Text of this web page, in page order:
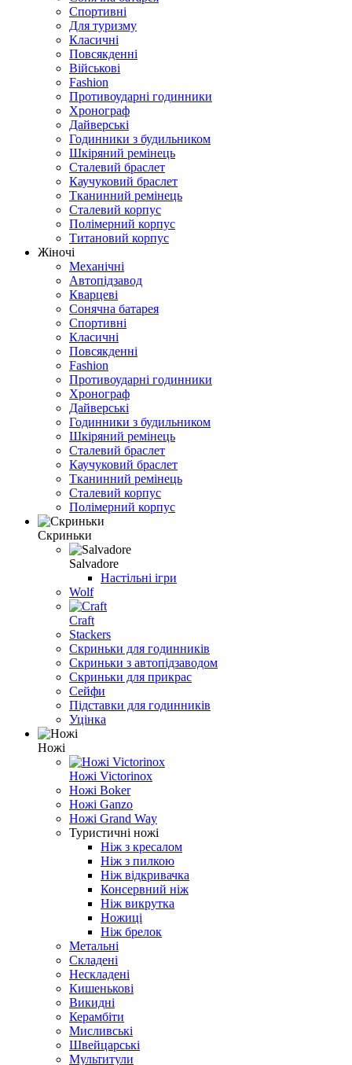
Спортивні
Для туризму
Класичні
Повсякденні
Військові
Fashion
Противоударні годинники
Хронограф
Дайверські
Годинники з будильником
Шкіряний ремінець
Сталевий браслет
Каучуковий браслет
Тканинний ремінець
Сталевий корпус
Полімерний корпус
Титановий корпус
Жіночі
Механічні
Автопідзавод
Кварцеві
Сонячна батарея
Спортивні
Класичні
Повсякденні
Fashion
Противоударні годинники
Хронограф
Дайверські
Годинники з будильником
Шкіряний ремінець
Сталевий браслет
Каучуковий браслет
Тканинний ремінець
Сталевий корпус
Полімерний корпус
Скриньки
Salvadore
Настільні ігри
Wolf
Craft
Stackers
Скриньки для годинників
Скриньки з автопідзаводом
Скриньки для прикрас
Сейфи
Підставки для годинників
Уцінка
Ножі
Ножі Victorinox
Ножі Boker
Ножі Ganzo
Ножі Grand Way
Туристичні ножі
Ніж з кресалом
Ніж з пилкою
Ніж відкривачка
Консервний ніж
Ніж викрутка
Ножиці
Ніж брелок
Метальні
Складені
Нескладені
Кишенькові
Викидні
Керамбіти
Мисливські
Швейцарські
Мультитули